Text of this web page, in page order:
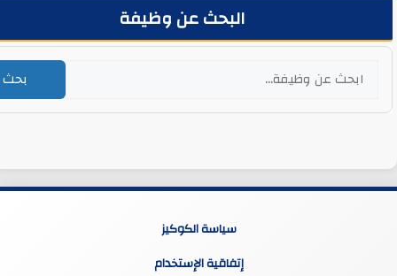
البحث عن وظيفة
سياسة الكوكيز
إتفاقية الإستخدام